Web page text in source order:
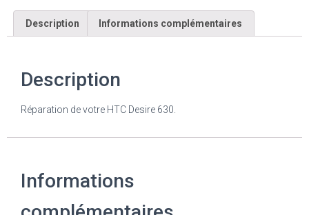
Description Informations complémentaires
Description
Réparation de votre HTC Desire 630.
Informations